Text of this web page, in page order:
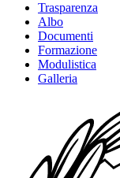
Trasparenza
Albo
Documenti
Formazione
Modulistica
Galleria